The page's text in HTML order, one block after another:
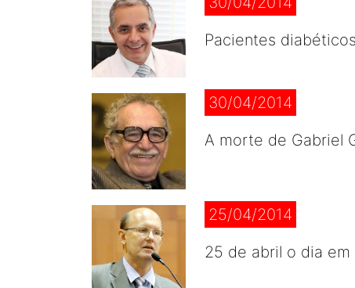
Pacientes
30/04/2014
A morte de Gabriel
25/04/2014
25 de abril o dia